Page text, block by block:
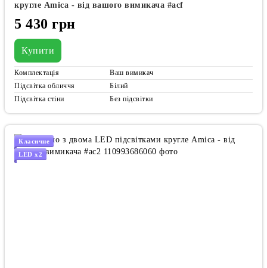
кругле Amica - від вашого вимикача #acf
5 430 грн
Купити
Комплектація
Ваш вимикач
Підсвітка обличчя
Білий
Підсвітка стіни
Без підсвітки
Класичне
LED x2